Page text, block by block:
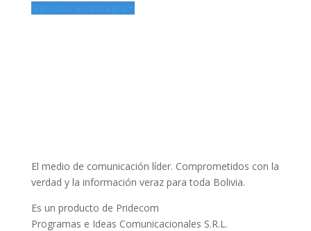
Siguenos en Instagram
El medio de comunicación líder. Comprometidos con la
verdad y la información veraz para toda Bolivia.
Es un producto de Pridecom
Programas e Ideas Comunicacionales S.R.L.